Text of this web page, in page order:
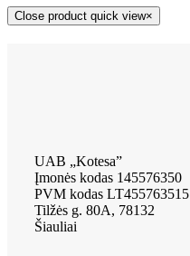
Close product quick view×
UAB „Kotesa”
Įmonės kodas 145576350
PVM kodas LT455763515
Tilžės g. 80A, 78132
Šiauliai